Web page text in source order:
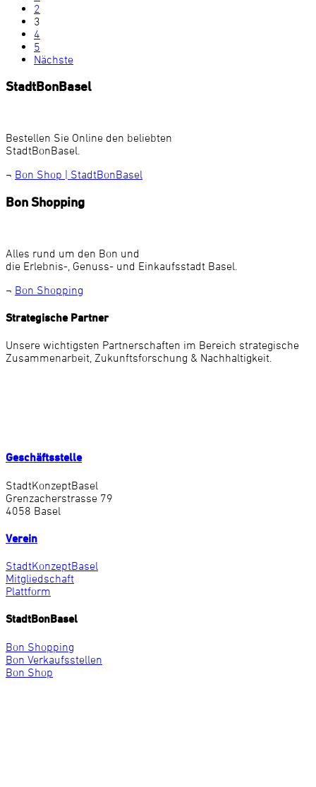
2
3
4
5
Nächste
StadtBonBasel
Bestellen Sie Online den beliebten
StadtBonBasel.
¬ Bon Shop | StadtBonBasel
Bon Shopping
Alles rund um den Bon und
die Erlebnis-, Genuss- und Einkaufsstadt Basel.
¬ Bon Shopping
Strategische Partner
Unsere wichtigsten Partnerschaften im Bereich strategische
Zusammenarbeit, Zukunftsforschung & Nachhaltigkeit.
Geschäftsstelle
StadtKonzeptBasel
Grenzacherstrasse 79
4058 Basel
Verein
StadtKonzeptBasel
Mitgliedschaft
Plattform
StadtBonBasel
Bon Shopping
Bon Verkaufsstellen
Bon Shop